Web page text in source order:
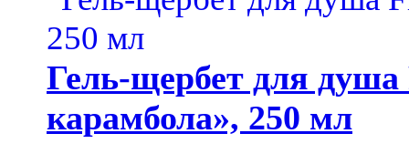
Гель-щербет для
карамбола», 250 мл